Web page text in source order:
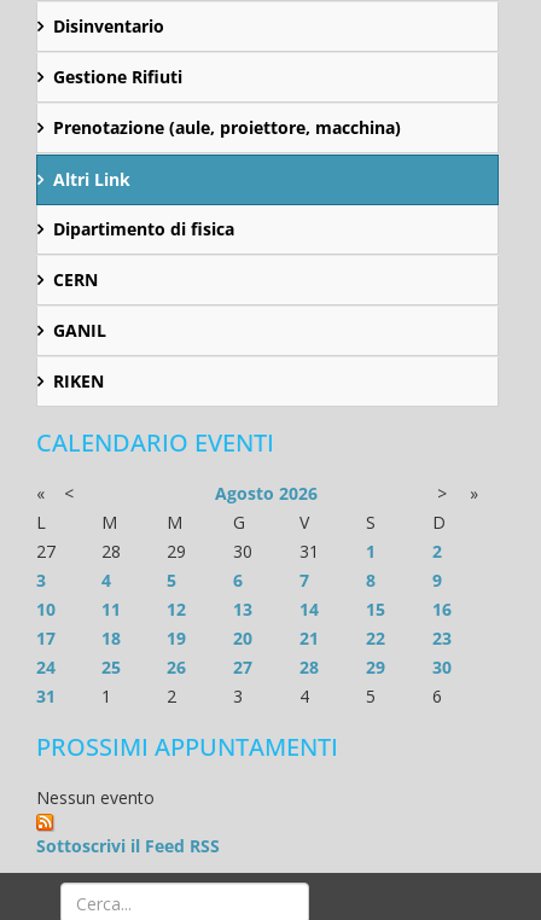
Disinventario
Gestione Rifiuti
Prenotazione (aule, proiettore, macchina)
Altri Link
Dipartimento di fisica
CERN
GANIL
RIKEN
CALENDARIO EVENTI
« < Agosto 2026 >
»
L
M M G V S
D
27
28 29 30 31 1
2
3
4 5 6 7 8
9
10
11 12 13 14 15
16
17
18 19 20 21 22
23
24
25 26 27 28 29
30
31
1 2 3 4 5 6
PROSSIMI APPUNTAMENTI
Nessun evento
Sottoscrivi il Feed RSS